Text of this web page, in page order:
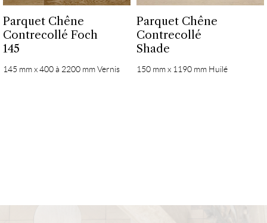
Parquet Chêne
Contrecollé Foch
145
145 mm x 400 à 2200 mm Vernis
Parquet Chêne
Contrecollé
Shade
150 mm x 1190 mm Huilé